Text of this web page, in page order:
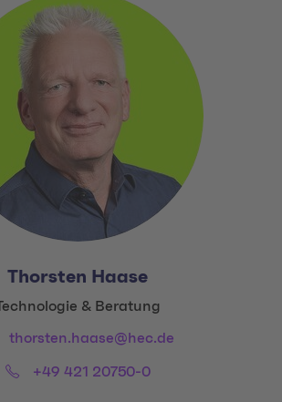
Thorsten Haase
& Beratung
thorsten.haase@hec.de
Phone:+49 421 20750-0